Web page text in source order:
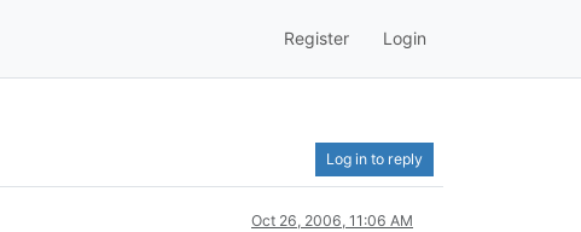
Register Login
Log in to reply
Oct 26, 2006, 11:06 AM